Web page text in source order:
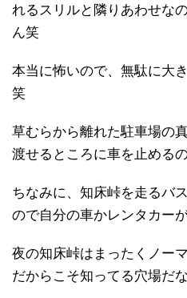
れるスリルと隣りあわせな
ん笑
本当に怖いので、無駄に大
笑
草むらから離れた駐車場の
渡せるところに車を止める
ちなみに、知床峠を走るバ
ので自分の車かレンタカー
夜の知床峠はまったくノー
だからこそ知ってる穴場だ